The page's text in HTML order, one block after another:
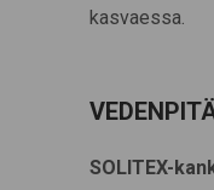
kasvaessa.
SOLITEX-